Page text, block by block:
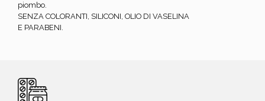
piombo.
SENZA COLORANTI, SILICONI, OLIO DI VASELINA
E PARABENI.